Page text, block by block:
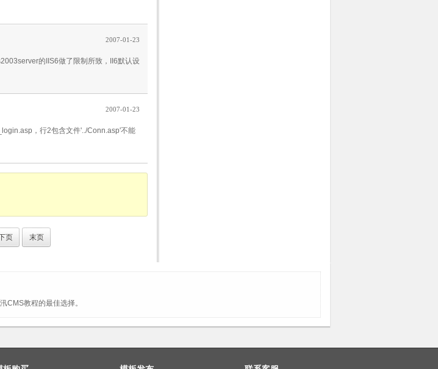
2007-01-23
的IIS6做了限制所致，II6默认设
2007-01-23
，行2包含文件'../Conn.asp'不能
页 末页
CMS教程的最佳选择。